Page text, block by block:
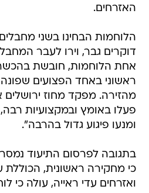
האזרחים.
הלוחמות הבחינו בשני
דוקרים גבר, וירו לעבר
אחת הלוחמות, חובשת
ראשוני באחד הפצועים
מהזירה. מפקד מחוז
פעלו באומץ ובמקצועיות
ומנעו פיגוע גדול בהרבה".
בתגובה לפרסום התיעוד
כי מחקירה ראשונית, הכוללת
ואזרחים עדי ראייה, עולה כי